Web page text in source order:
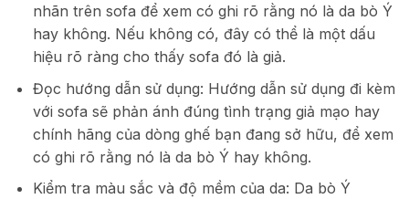
nhãn trên sofa để xem có ghi rõ rằng nó là da bò Ý
hay không. Nếu không có, đây có thể là một dấu
hiệu rõ ràng cho thấy sofa đó là giả.
Đọc hướng dẫn sử dụng: Hướng dẫn sử dụng đi kèm
với sofa sẽ phản ánh đúng tình trạng giả mạo hay
chính hãng của dòng ghế bạn đang sở hữu, để xem
có ghi rõ rằng nó là da bò Ý hay không.
Kiểm tra màu sắc và độ mềm của da: Da bò Ý